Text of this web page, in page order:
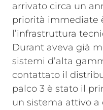
arrivato circa un
priorità immediate
l’infrastruttura
Durant aveva già
sistemi d’alta
contattato il
palco 3 è stato il
un sistema attivo a